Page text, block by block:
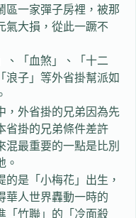
一家彈子房裡，被那
氣大損，從此一蹶不
「血煞」、「十二
浪子」等外省掛幫派如
外省掛的兄弟因為先
省掛的兄弟條件差許
最重要的一點是比別
。
是「小梅花」出生，
華人世界轟動一時的
「竹聯」的「冷面殺